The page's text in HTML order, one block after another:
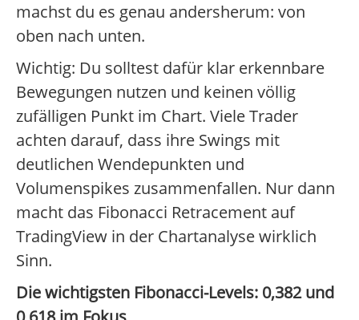
machst du es genau andersherum: von
oben nach unten.
Wichtig: Du solltest dafür klar erkennbare
Bewegungen nutzen und keinen völlig
zufälligen Punkt im Chart. Viele Trader
achten darauf, dass ihre Swings mit
deutlichen Wendepunkten und
Volumenspikes zusammenfallen. Nur dann
macht das Fibonacci Retracement auf
TradingView in der Chartanalyse wirklich
Sinn.
Die wichtigsten Fibonacci-Levels: 0,382 und